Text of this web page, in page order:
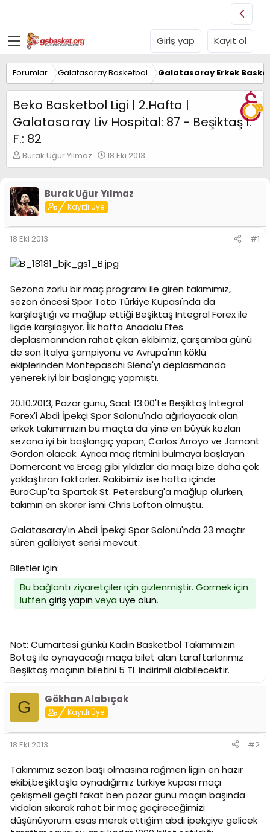
Giriş yap Kayıt ol
Forumlar Galatasaray Basketbol Galatasaray Erkek
Beko Basketbol Ligi | 2.Hafta |
Galatasaray Liv Hospital: 87 - Beşiktaş I.
F.: 82
K
o
u
y
u
B
a
ş
l
a
a
n
Burak Uğur Yılmaz
B
a
a
n
ı
t
a
i
h
i
18 Eki 2013
Burak Uğur Yılmaz
Kayıtlı Üye
18 Eki 2013 #1
Sezona zorlu bir maç programı ile giren takımımız,
sezon öncesi Spor Toto Türkiye Kupası'nda da
karşılaştığı ve mağlup ettiği Beşiktaş Integral Forex ile
ligde karşılaşıyor. İlk hafta Anadolu Efes
deplasmanından rahat çıkan ekibimiz, çarşamba günü
de son İtalya şampiyonu ve Avrupa'nın köklü
ekiplerinden Montepaschi Siena'yı deplasmanda
yenerek iyi bir başlangıç yapmıştı.
20.10.2013, Pazar günü, Saat 13:00'te Beşiktaş Integral
Forex'i Abdi İpekçi Spor Salonu'nda ağırlayacak olan
erkek takımımızın bu maçta da yine en büyük kozları
sezona iyi bir başlangıç yapan; Carlos Arroyo ve Jamont
Gordon olacak. Ayrıca maç ritmini bulmaya başlayan
Domercant ve Erceg gibi yıldızlar da maçı bize daha çok
yaklaştıran faktörler. Rakibimiz ise hafta içinde
EuroCup'ta Spartak St. Petersburg'a mağlup olurken,
takımın en skorer ismi Chris Lofton olmuştu.
Galatasaray'ın Abdi İpekçi Spor Salonu'nda 23 maçtır
süren galibiyet serisi mevcut.
Biletler için:
Bu bağlantı ziyaretçiler için gizlenmiştir. Görmek için
lütfen giriş yapınveya üye olun.
Not: Cumartesi günkü Kadın Basketbol Takımımızın
Botaş ile oynayacağı maça bilet alan taraftarlarımız
Beşiktaş maçının biletini 5 TL indirimli alabilecektir.
G Gökhan Alabıçak
Kayıtlı Üye
18 Eki 2013 #2
Takımımız sezon başı olmasına rağmen ligin en hazır
ekibi,beşiktaşla oynadığımız türkiye kupası maçı
çekişmeli geçti fakat ben pazar günü maçın başında
vidaları sıkarak rahat bir maç geçireceğimizi
düşünüyorum..esas merak ettiğim abdi ipekçiye gelicek